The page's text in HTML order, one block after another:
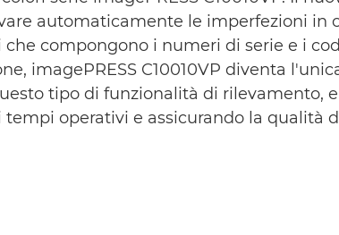
automaticamente le imperfezioni in
compongono i numeri di serie e i
imagePRESS C10010VP diventa
tipo di funzionalità di rilevamento,
operativi e assicurando la qualità